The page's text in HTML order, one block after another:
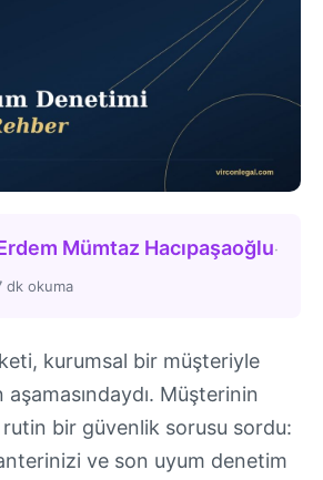
Mümtaz Hacıpaşaoğlu·
dk okuma
kurumsal bir müşteriyle
Müşterinin
rutin bir güvenlik sorusu sordu:
ve son uyum denetim